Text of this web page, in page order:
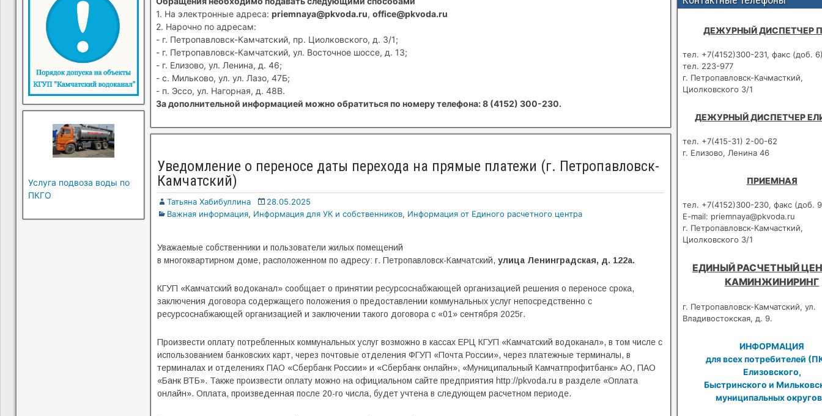
1. На электронные адреса: priemnaya@pkvoda.ru, office@pkvoda.ru
2. Нарочно по адресам:
- г. Петропавловск-Камчатский, пр. Циолковского, д. 3/1;
- г. Петропавловск-Камчатский, ул. Восточное шоссе, д. 13;
- г. Елизово, ул. Ленина, д. 46;
- с. Мильково, ул. ул. Лазо, 47Б;
- п. Эссо, ул. Нагорная, д. 48В.
За дополнительной информацией можно обратиться по номеру телефона: 8 (4152) 300-230.
Уведомление о переносе даты перехода на прямые платежи (г. Петропавловск-
Камчатский)
Татьяна Хабибуллина
28.05.2025
Важная информация, Информация для УК и собственников, Информация от Единого расчетного центра
Уважаемые собственники и пользователи жилых помещений
в многоквартирном доме, расположенном по адресу: г. Петропавловск-Камчатский, улица Ленинградская, д. 122а.
КГУП «Камчатский водоканал» сообщает о принятии ресурсоснабжающей организацией решения о переносе срока,
заключения договора содержащего положения о предоставлении коммунальных услуг непосредственно с
ресурсоснабжающей организацией и заключении такого договора с «01» сентября 2025г.
Произвести оплату потребленных коммунальных услуг возможно в кассах ЕРЦ КГУП «Камчатский водоканал», в том числе с
использованием банковских карт, через почтовые отделения ФГУП «Почта России», через платежные терминалы, в
терминалах и отделениях ПАО «Сбербанк России» и «Сбербанк онлайн», «Муниципальный Камчатпрофитбанк» АО, ПАО
«Банк ВТБ». Также произвести оплату можно на официальном сайте предприятия http://pkvoda.ru в разделе «Оплата
онлайн». Оплата, произведенная после 20-го числа, будет учтена в следующем расчетном периоде.
Услуга подвоза воды по
ПКГО
ДЕЖУРНЫЙ ДИСПЕТЧЕР
тел. +7(4152)300-231, факс (доб.
тел. 223-977
г. Петропавловск-Качмасткий,
Циолковского 3/1
ДЕЖУРНЫЙ ДИСПЕТЧЕР
тел. +7(415-31) 2-00-62
г. Елизово, Ленина 46
ПРИЕМНАЯ
тел. +7(4152)300-230, факс (доб.
E-mail: priemnaya@pkvoda.ru
г. Петропавловск-Камчасткий,
Циолковского 3/1
ЕДИНЫЙ РАСЧЕТНЫЙ
КАМИНЖИНИРИНГ
г. Петропавловск-Камчатский, ул.
Владивостокская, д. 9.
ИНФОРМАЦИЯ
для всех потребителей
Елизовского,
Быстринского и
муниципальных